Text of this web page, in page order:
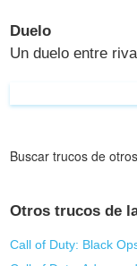
Duelo
Un duelo entre
Buscar trucos de
Otros trucos de
Call of Duty: Black